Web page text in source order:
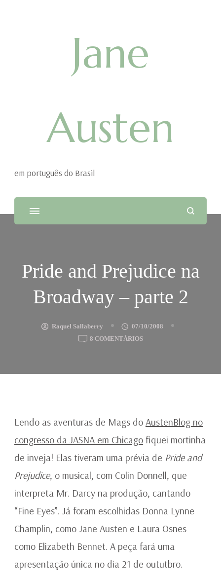
Jane
Austen
em português do Brasil
Pride and Prejudice na
Broadway – parte 2
Raquel Sallaberry
07/10/2008
8 COMENTÁRIOSEM
PREJUDICE
PARTE
2
Lendo as aventuras de Mags do AustenBlog no
congresso da JASNA em Chicago fiquei mortinha
de inveja! Elas tiveram uma prévia de Pride and
Prejudice, o musical, com Colin Donnell, que
interpreta Mr. Darcy na produção, cantando
“Fine Eyes”. Já foram escolhidas Donna Lynne
Champlin, como Jane Austen e Laura Osnes
como Elizabeth Bennet. A peça fará uma
apresentação única no dia 21 de oututbro.